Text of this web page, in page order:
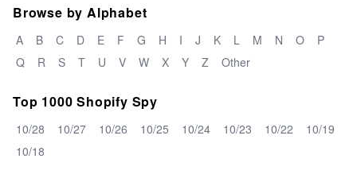
Browse by Alphabet
A B C D E F G H I J K L M N O
P
Q
R S T U V W X Y Z Other
Top 1000 Shopify Spy
10/28 10/27 10/26 10/25 10/24 10/23 10/22
10/19
10/18